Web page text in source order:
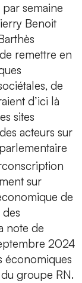
semaine
Benoit
remettre en
de
d’ici là
sites
acteurs sur
sur
de
note de
2024
économiques
du groupe RN.